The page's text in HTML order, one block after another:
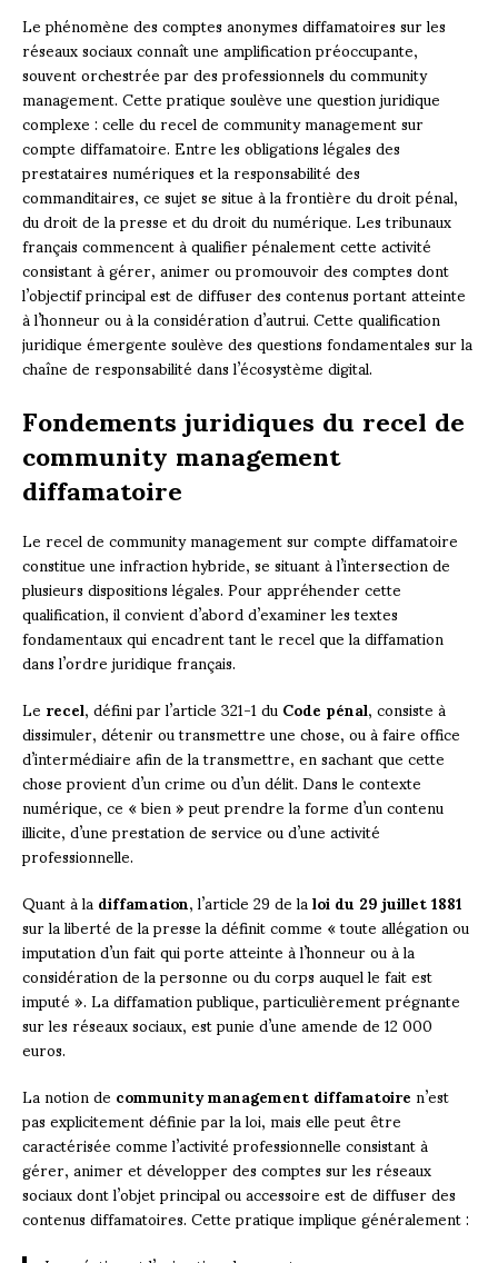
Le phénomène des comptes anonymes diffamatoires sur les
réseaux sociaux connaît une amplification préoccupante,
souvent orchestrée par des professionnels du community
management. Cette pratique soulève une question juridique
complexe : celle du recel de community management sur
compte diffamatoire. Entre les obligations légales des
prestataires numériques et la responsabilité des
commanditaires, ce sujet se situe à la frontière du droit pénal,
du droit de la presse et du droit du numérique. Les tribunaux
français commencent à qualifier pénalement cette activité
consistant à gérer, animer ou promouvoir des comptes dont
l’objectif principal est de diffuser des contenus portant atteinte
à l’honneur ou à la considération d’autrui. Cette qualification
juridique émergente soulève des questions fondamentales sur la
chaîne de responsabilité dans l’écosystème digital.
Fondements juridiques du recel de
community management
diffamatoire
Le recel de community management sur compte diffamatoire
constitue une infraction hybride, se situant à l’intersection de
plusieurs dispositions légales. Pour appréhender cette
qualification, il convient d’abord d’examiner les textes
fondamentaux qui encadrent tant le recel que la diffamation
dans l’ordre juridique français.
Lerecel, défini par l’article 321-1 duCode pénal, consiste à
dissimuler, détenir ou transmettre une chose, ou à faire office
d’intermédiaire afin de la transmettre, en sachant que cette
chose provient d’un crime ou d’un délit. Dans le contexte
numérique, ce « bien » peut prendre la forme d’un contenu
illicite, d’une prestation de service ou d’une activité
professionnelle.
Quant à ladiffamation, l’article 29 de laloi du 29 juillet 1881
sur la liberté de la presse la définit comme « toute allégation ou
imputation d’un fait qui porte atteinte à l’honneur ou à la
considération de la personne ou du corps auquel le fait est
imputé ». La diffamation publique, particulièrement prégnante
sur les réseaux sociaux, est punie d’une amende de 12 000
euros.
La notion decommunity management diffamatoiren’est
pas explicitement définie par la loi, mais elle peut être
caractérisée comme l’activité professionnelle consistant à
gérer, animer et développer des comptes sur les réseaux
sociaux dont l’objet principal ou accessoire est de diffuser des
contenus diffamatoires. Cette pratique implique généralement :